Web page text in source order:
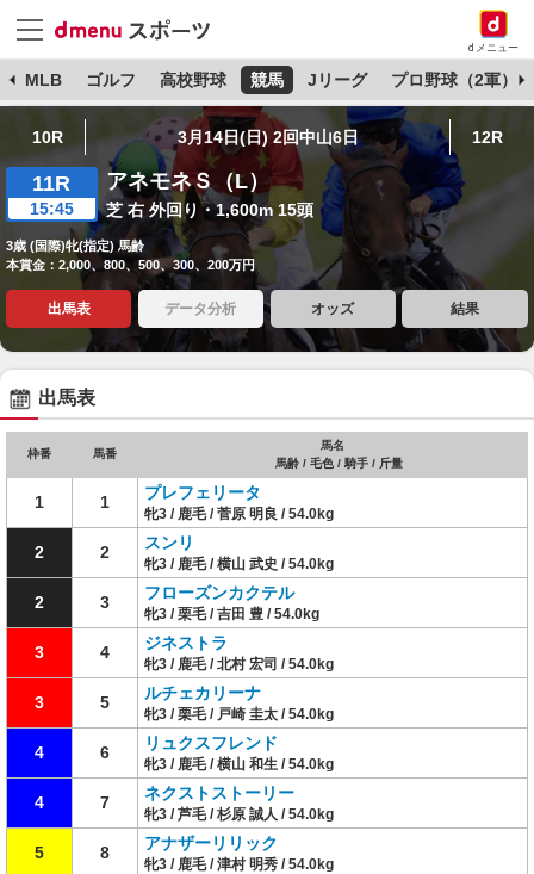
dメニュー
MLB ゴルフ 高校野球 競馬 Jリーグ プロ野球（2軍）
10R 3月14日(日) 2回中山6日 12R
11R
15:45
アネモネＳ（L）
芝 右 外回り・1,600m 15頭
3歳 (国際)牝(指定) 馬齢
本賞金：2,000、800、500、300、200万円
出馬表 データ分析 オッズ 結果
出馬表
枠番 馬番
馬名
馬齢 / 毛色 / 騎手 / 斤量
1 1 プレフェリータ
牝3 / 鹿毛 / 菅原 明良 / 54.0kg
2 2 スンリ
牝3 / 鹿毛 / 横山 武史 / 54.0kg
2 3 フローズンカクテル
牝3 / 栗毛 / 吉田 豊 / 54.0kg
3 4 ジネストラ
牝3 / 鹿毛 / 北村 宏司 / 54.0kg
3 5 ルチェカリーナ
牝3 / 栗毛 / 戸崎 圭太 / 54.0kg
4 6 リュクスフレンド
牝3 / 鹿毛 / 横山 和生 / 54.0kg
4 7 ネクストストーリー
牝3 / 芦毛 / 杉原 誠人 / 54.0kg
5 8 アナザーリリック
牝3 / 鹿毛 / 津村 明秀 / 54.0kg